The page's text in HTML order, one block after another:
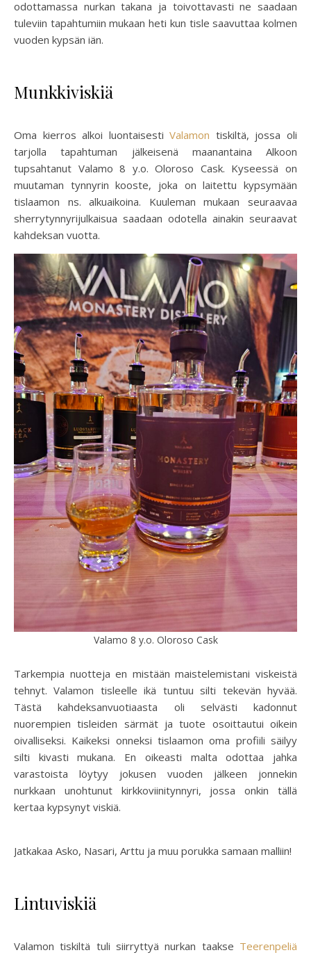
odottamassa nurkan takana ja toivottavasti ne saadaan
tuleviin tapahtumiin mukaan heti kun tisle saavuttaa kolmen
vuoden kypsän iän.
Munkkiviskiä
Oma kierros alkoi luontaisestiValamon tiskiltä, jossa oli
tarjolla tapahtuman jälkeisenä maanantaina Alkoon
tupsahtanut Valamo 8 y.o. Oloroso Cask. Kyseessä on
muutaman tynnyrin kooste, joka on laitettu kypsymään
tislaamon ns. alkuaikoina. Kuuleman mukaan seuraavaa
sherrytynnyrijulkaisua saadaan odotella ainakin seuraavat
kahdeksan vuotta.
Valamo 8 y.o. Oloroso Cask
Tarkempia nuotteja en mistään maistelemistani viskeistä
tehnyt. Valamon tisleelle ikä tuntuu silti tekevän hyvää.
Tästä kahdeksanvuotiaasta oli selvästi kadonnut
nuorempien tisleiden särmät ja tuote osoittautui oikein
oivalliseksi. Kaikeksi onneksi tislaamon oma profiili säilyy
silti kivasti mukana. En oikeasti malta odottaa jahka
varastoista löytyy jokusen vuoden jälkeen jonnekin
nurkkaan unohtunut kirkkoviinitynnyri, jossa onkin tällä
kertaa kypsynyt viskiä.
Jatkakaa Asko, Nasari, Arttu ja muu porukka samaan malliin!
Lintuviskiä
Valamon tiskiltä tuli siirryttyä nurkan taakse Teerenpeliä